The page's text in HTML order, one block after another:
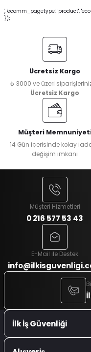
', 'ecomm_pagetype': 'product',
});
Ücretsiz Kargo
₺ 3000 ve üzeri
Ücretsiz Kargo
Müşteri
14 Gün içerisinde kolay
değişim imkanı
Müşteri Hizmetleri
0 216 577 53 43
E-Mail ile Destek
İlk İş Güvenliği